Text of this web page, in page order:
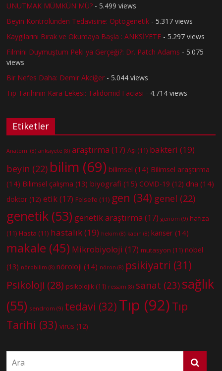
UNUTMAK MÜMKÜN MÜ? - 5.499 views
Beyin Kontrolünden Tedavisine: Optogenetik - 5.317 views
Kaygılarını Bırak ve Okumaya Başla : ANKSİYETE - 5.297 views
Filmini Duymuştum Peki ya Gerçeği?: Dr. Patch Adams - 5.075
views
Bir Nefes Daha: Demir Akciğer - 5.044 views
Tıp Tarihinin Kara Lekesi: Talidomid Faciası - 4.714 views
Etiketler
Anatomi (8) anksiyete (8) araştırma (17) Aşı (11) bakteri (19)
beyin (22) bilim (69) bilimsel (14) Bilimsel araştırma
(14) Bilimsel çalışma (13) biyografi (15) COVID-19 (12) dna (14)
doktor (12) etik(17) Felsefe (11) gen (34) genel (22)
genetik (53) genetik araştırma (17) genom (9) hafıza
(11) Hasta (11) hastalık(19) hekim (8) kadın (8) kanser (14)
makale (45) Mikrobiyoloji (17) mutasyon (11) nobel
(13) nörobilim (8) nöroloji (14) nöron (8) psikiyatri (31)
Psikoloji (28) psikolojik (11) ressam (8) sanat (23) sağlık
(55) sendrom (9) tedavi (32) Tıp (92) Tıp
Tarihi (33) virüs (12)